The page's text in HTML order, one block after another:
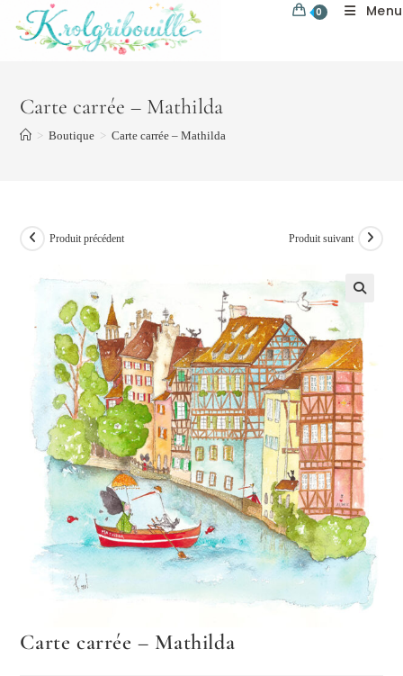
0 Menu
Carte carrée – Mathilda
> Boutique > Carte carrée – Mathilda
Produit précédent Produit suivant
Carte carrée – Mathilda